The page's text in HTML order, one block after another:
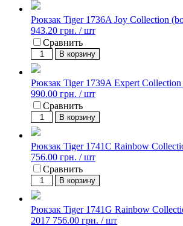
Рюкзак Tiger 1736A Joy Collection
943.20 грн. / шт
Сравнить
В корзину
Рюкзак Tiger 1739A Expert
990.00 грн. / шт
Сравнить
В корзину
Рюкзак Tiger 1741C Rainbow
756.00 грн. / шт
Сравнить
В корзину
Рюкзак Tiger 1741G Rainbow
2017 756.00 грн. / шт